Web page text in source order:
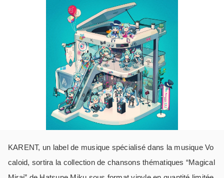
KARENT, un label de musique spécialisé dans la musique Vo
caloid, sortira la collection de chansons thématiques “Magical